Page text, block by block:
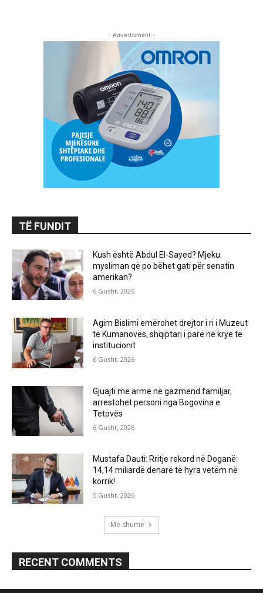
- Advertisment -
TË FUNDIT
Kush është Abdul El-Sayed? Mjeku
mysliman që po bëhet gati për senatin
amerikan?
6 Gusht, 2026
Agim Bislimi emërohet drejtor i ri i Muzeut
të Kumanovës, shqiptari i parë në krye të
institucionit
6 Gusht, 2026
Gjuajti me armë në gazmend familjar,
arrestohet personi nga Bogovina e
Tetovës
6 Gusht, 2026
Mustafa Dauti: Rritje rekord në Doganë:
14,14 miliardë denarë të hyra vetëm në
korrik!
5 Gusht, 2026
Më shumë
RECENT COMMENTS